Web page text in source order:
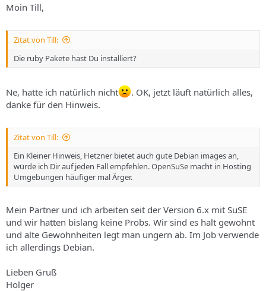
Moin Till,
Zitat von Till:
Die ruby Pakete hast Du installiert?
Ne, hatte ich natürlich nicht
. OK, jetzt läuft natürlich alles,
danke für den Hinweis.
Zitat von Till:
Ein Kleiner Hinweis, Hetzner bietet auch gute Debian images an,
würde ich Dir auf jeden Fall empfehlen. OpenSuSe macht in Hosting
Umgebungen häufiger mal Ärger.
Mein Partner und ich arbeiten seit der Version 6.x mit SuSE
und wir hatten bislang keine Probs. Wir sind es halt gewohnt
und alte Gewohnheiten legt man ungern ab. Im Job verwende
ich allerdings Debian.
Lieben Gruß
Holger